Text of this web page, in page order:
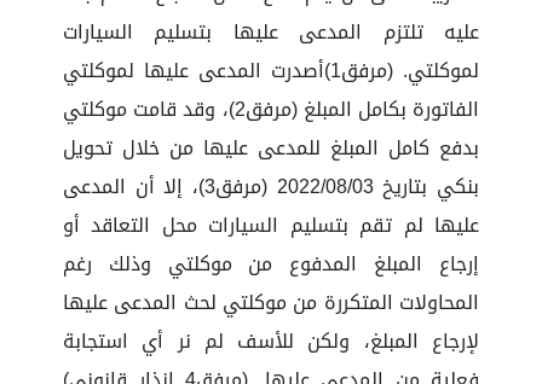
عليه تلتزم المدعى عليها بتسليم السيارات
لموكلتي. (مرفق1)أصدرت المدعى عليها لموكلتي
الفاتورة بكامل المبلغ (مرفق2)، وقد قامت موكلتي
بدفع كامل المبلغ للمدعى عليها من خلال تحويل
بنكي بتاريخ 2022/08/03 (مرفق3)، إلا أن المدعى
عليها لم تقم بتسليم السيارات محل التعاقد أو
إرجاع المبلغ المدفوع من موكلتي وذلك رغم
المحاولات المتكررة من موكلتي لحث المدعى عليها
لإرجاع المبلغ، ولكن للأسف لم نر أي استجابة